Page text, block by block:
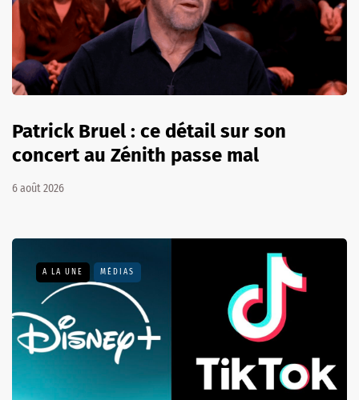
Patrick Bruel : ce détail sur son
concert au Zénith passe mal
6 août 2026
A LA UNE MÉDIAS